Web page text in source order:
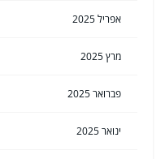
אפריל 2025
מרץ 2025
פברואר 2025
ינואר 2025